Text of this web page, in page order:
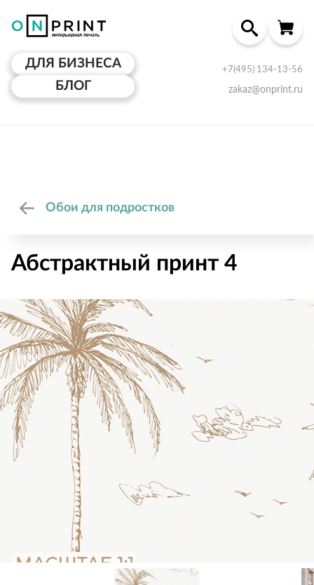
ДЛЯ БИЗНЕСА
БЛОГ
+7(495) 134-13-56
zakaz@onprint.ru
Обои для подростков
Абстрактный принт 4